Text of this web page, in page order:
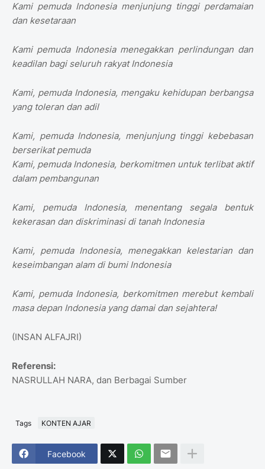
Kami pemuda Indonesia menjunjung tinggi perdamaian
dan kesetaraan
Kami pemuda Indonesia menegakkan perlindungan dan
keadilan bagi seluruh rakyat Indonesia
Kami, pemuda Indonesia, mengaku kehidupan berbangsa
yang toleran dan adil
Kami, pemuda Indonesia, menjunjung tinggi kebebasan
berserikat pemuda
Kami, pemuda Indonesia, berkomitmen untuk terlibat aktif
dalam pembangunan
Kami, pemuda Indonesia, menentang segala bentuk
kekerasan dan diskriminasi di tanah Indonesia
Kami, pemuda Indonesia, menegakkan kelestarian dan
keseimbangan alam di bumi Indonesia
Kami, pemuda Indonesia, berkomitmen merebut kembali
masa depan Indonesia yang damai dan sejahtera!
(INSAN ALFAJRI)
Referensi:
NASRULLAH NARA, dan Berbagai Sumber
Tags KONTEN AJAR
Facebook